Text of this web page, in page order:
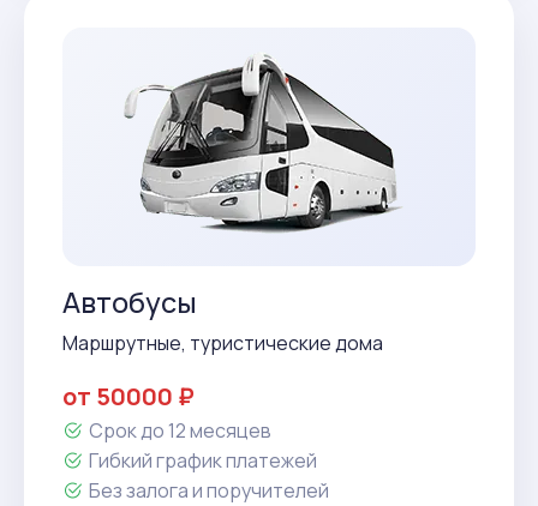
Автобусы
Маршрутные, туристические дома
от 50000 ₽
Срок до 12 месяцев
Гибкий график платежей
Без залога и поручителей